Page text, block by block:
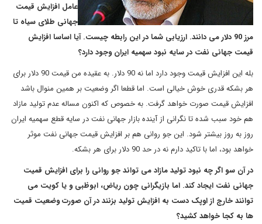
عامل افزایش قیمت
جهانی طلای سیاه تا
مرز 90 دلار می دانند. ارزیابی شما در این رابطه چیست. آیا اساسا افزایش
قیمت جهانی نفت در سایه نبود سهمیه ایران وجود دارد؟
بله این افزایش قیمت وجود دارد اما نه 90 دلار. به عقیده من قیمت 90 دلار برای
هر بشکه قدری خوش خیالی است. اما قطعا اگر وضعیت بر همین منوال باشد
افزایش قیمت صورت خواهد گرفت. به خصوص که اکنون مساله عدم تولید مازاد
هم خود سبب شده تا نگرانی از آینده بازار جهانی نفت در سایه قطع سهمیه ایران
روز به روز بیشتر شود. این جو روانی هم بر افزایش قیمت جهانی نفت موثر
خواهد بود، اما با تاکید دارم نه در حد 90 دلار برای هر بشکه.
در آن سو اگر چه نبود تولید مازاد می تواند جو روانی را برای افزایش قمیت
جهانی نفت ایجاد کند. اما بازیگرانی چون ریاض، ابوظبی و یا کویت می
توانند خارج از اوپک دست به افزایش تولید بزنند در آن صورت وضعیت قمیت
ها به کجا خواهد کشید؟